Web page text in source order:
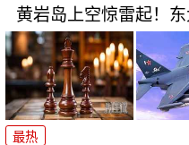
黄岩岛上空惊雷起！
最热